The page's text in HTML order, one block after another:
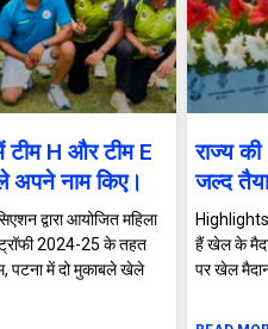
टीम H और टीम E
अपने नाम किए।
द्वारा आयोजित महिला
2024-25 के तहत
में दो मुकाबले खेले
राज्य
जल्द
Highlights
हैं खेल के
पर खेल